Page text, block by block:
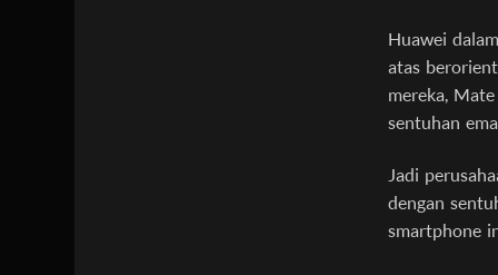
Huawei
atas
mereka,
sentuhan
Jadi
dengan
smartphone